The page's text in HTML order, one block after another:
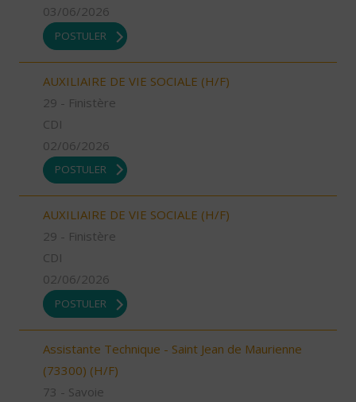
03/06/2026
POSTULER
AUXILIAIRE DE VIE SOCIALE (H/F)
29 - Finistère
CDI
02/06/2026
POSTULER
AUXILIAIRE DE VIE SOCIALE (H/F)
29 - Finistère
CDI
02/06/2026
POSTULER
Assistante Technique - Saint Jean de Maurienne
(73300) (H/F)
73 - Savoie